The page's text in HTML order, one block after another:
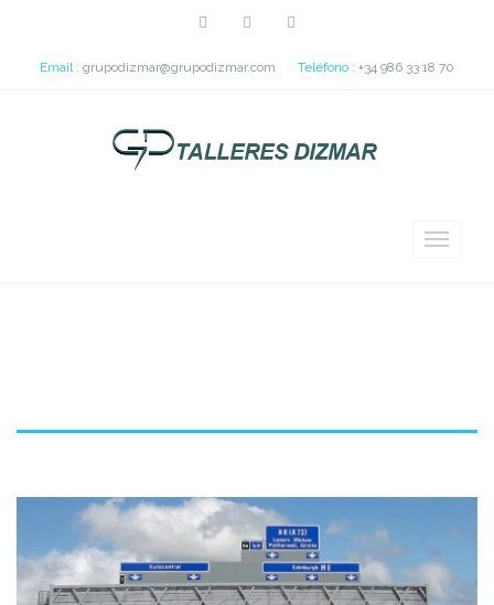
Email : grupodizmar@grupodizmar.com Teléfono : +34 986 33 18 70